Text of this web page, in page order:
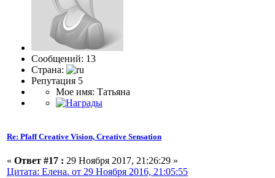
Сообщений: 13
Страна:
Репутация 5
Мое имя: Татьяна
Re: Pfaff Creative Vision, Creative Sensation
« Ответ #17 : 29 Ноября 2017, 21:26:29 »
Цитата: Елена. от 29 Ноября 2016, 21:05:55